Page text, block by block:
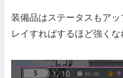
装備品はステータスもア
レイすればするほど強くな